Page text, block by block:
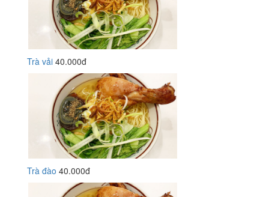
Trà vải 40.000đ
Trà đào 40.000đ